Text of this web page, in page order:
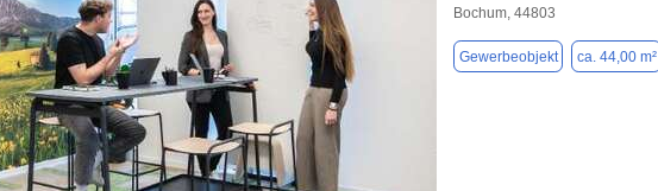
Bochum, 44803
Gewerbeobjekt ca. 44,00 m²